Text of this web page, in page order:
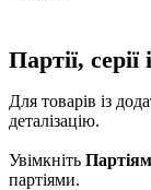
Партії,
Для товарів із
деталізацію.
Увімкніть
партіями.